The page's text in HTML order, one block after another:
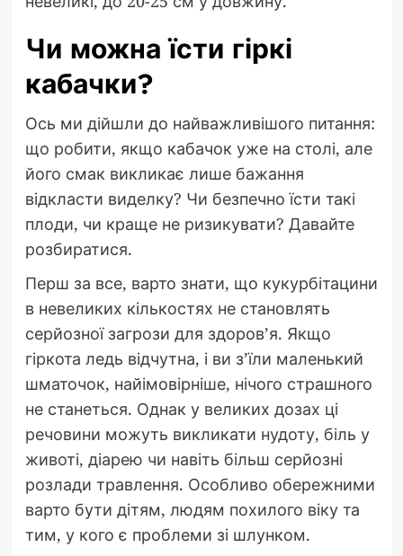
Чи можна їсти гіркі
кабачки?
Ось ми дійшли до найважливішого питання:
що робити, якщо кабачок уже на столі, але
його смак викликає лише бажання
відкласти виделку? Чи безпечно їсти такі
плоди, чи краще не ризикувати? Давайте
розбиратися.
Перш за все, варто знати, що кукурбітацини
в невеликих кількостях не становлять
серйозної загрози для здоров’я. Якщо
гіркота ледь відчутна, і ви з’їли маленький
шматочок, найімовірніше, нічого страшного
не станеться. Однак у великих дозах ці
речовини можуть викликати нудоту, біль у
животі, діарею чи навіть більш серйозні
розлади травлення. Особливо обережними
варто бути дітям, людям похилого віку та
тим, у кого є проблеми зі шлунком.